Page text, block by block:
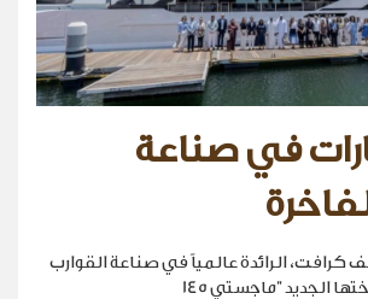
في صناعة
الرائدة عالمياً في صناعة القوارب
الجديد "ماجستي 145